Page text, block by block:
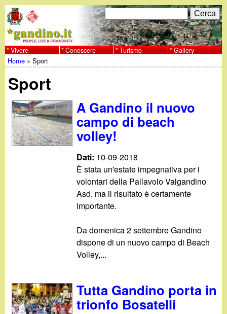
al
contenuto
w
w
w
n
o
F
o
r
d
i
r
i
c
e
c
a
C
e
r
c
Vivere Conoscere Turismo Gallery
Tu
sei
qui
Home »Sport
Sport
A Gandino il nuovo
campo di beach
volley!
Dati: 10-09-2018
È stata un'estate impegnativa per i
volontari della Pallavolo Valgandino
Asd, ma il risultato è certamente
importante.
Da domenica 2 settembre Gandino
dispone di un nuovo campo di Beach
Volley,...
Tutta Gandino porta in
trionfo Bosatelli